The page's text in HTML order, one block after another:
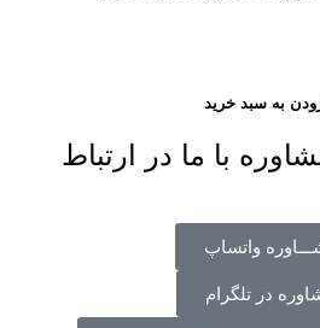
به سبد خرید
با ما در ارتباط
واتساپ
در تلگرام